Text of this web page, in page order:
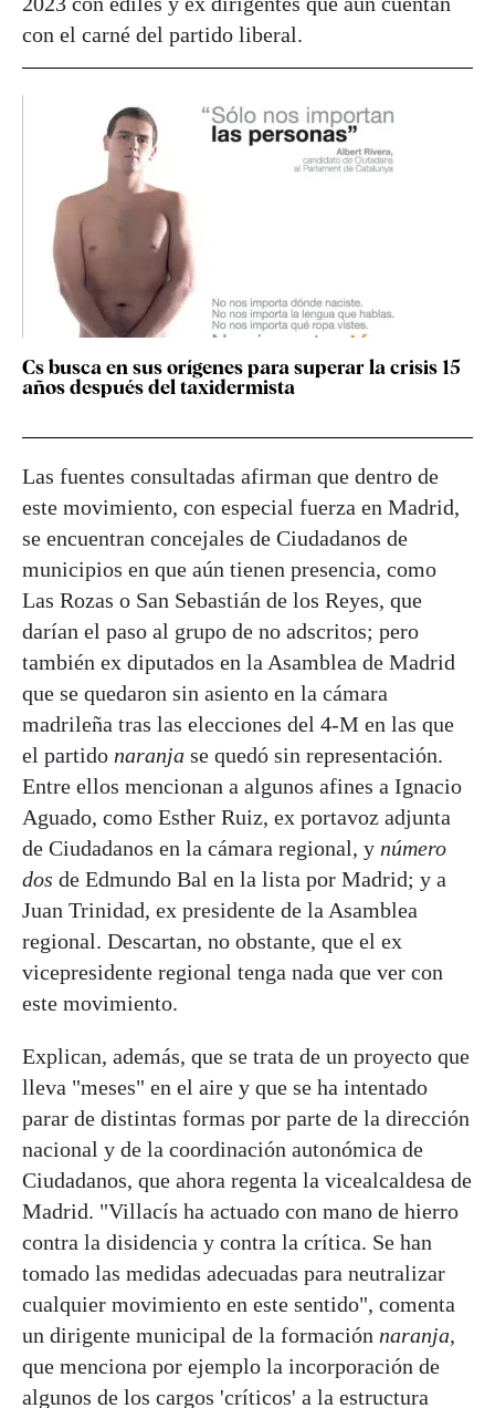
con el carné del partido liberal.
Cs busca en sus orígenes para superar la crisis 15
años después del taxidermista
Las fuentes consultadas afirman que dentro de
este movimiento, con especial fuerza en Madrid,
se encuentran concejales de Ciudadanos de
municipios en que aún tienen presencia, como
Las Rozas o San Sebastián de los Reyes, que
darían el paso al grupo de no adscritos; pero
también ex diputados en la Asamblea de Madrid
que se quedaron sin asiento en la cámara
madrileña tras las elecciones del 4-M en las que
el partido naranja se quedó sin representación.
Entre ellos mencionan a algunos afines a Ignacio
Aguado, como Esther Ruiz, ex portavoz adjunta
de Ciudadanos en la cámara regional, y número
dos de Edmundo Bal en la lista por Madrid; y a
Juan Trinidad, ex presidente de la Asamblea
regional. Descartan, no obstante, que el ex
vicepresidente regional tenga nada que ver con
este movimiento.
Explican, además, que se trata de un proyecto que
lleva "meses" en el aire y que se ha intentado
parar de distintas formas por parte de la dirección
nacional y de la coordinación autonómica de
Ciudadanos, que ahora regenta la vicealcaldesa de
Madrid. "Villacís ha actuado con mano de hierro
contra la disidencia y contra la crítica. Se han
tomado las medidas adecuadas para neutralizar
cualquier movimiento en este sentido", comenta
un dirigente municipal de la formación naranja,
que menciona por ejemplo la incorporación de
algunos de los cargos 'críticos' a la estructura